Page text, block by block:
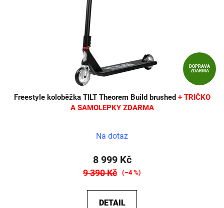
DOPRAVA
ZDARMA
Freestyle koloběžka TILT Theorem Build brushed + TRIČKO
A SAMOLEPKY ZDARMA
Na dotaz
8 999 Kč
9 390 Kč (–4 %)
DETAIL